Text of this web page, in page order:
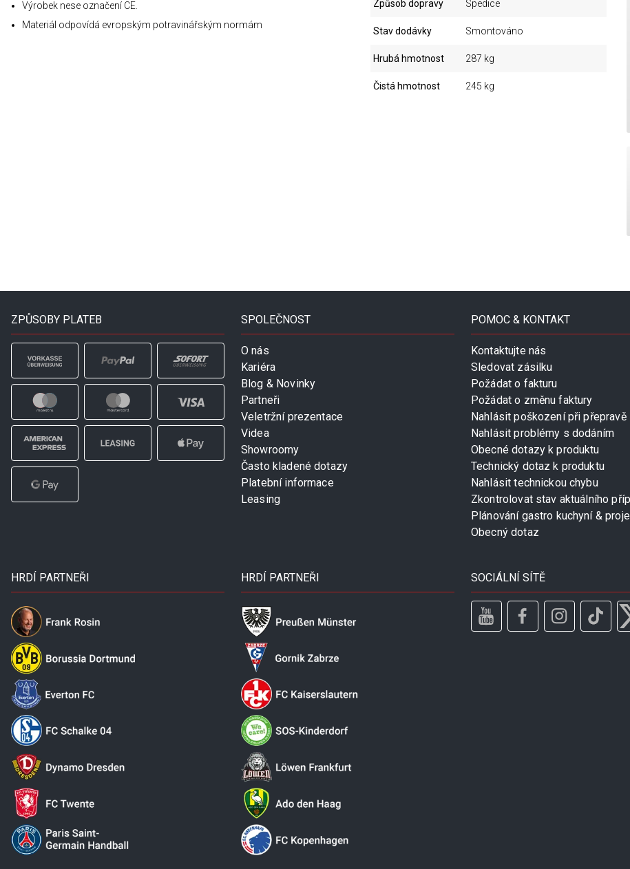
Výrobek nese označení CE.
Materiál odpovídá evropským potravinářským normám
Způsob dopravy Spedice
Stav dodávky Smontováno
Hrubá hmotnost 287 kg
Čistá hmotnost 245 kg
ZPŮSOBY PLATEB SPOLEČNOST
O nás
Kariéra
Blog & Novinky
Partneři
Veletržní prezentace
Videa
Showroomy
Často kladené dotazy
Platební informace
Leasing
POMOC & KONTAKT
Kontaktujte nás
Sledovat zásilku
Požádat o fakturu
Požádat o změnu faktury
Nahlásit poškození při přepravě
Nahlásit problémy s dodáním
Obecné dotazy k produktu
Technický dotaz k produktu
Nahlásit technickou chybu
Zkontrolovat stav aktuálního
Plánování gastro kuchyní &
Obecný dotaz
HRDÍ PARTNEŘI HRDÍ PARTNEŘI SOCIÁLNÍ SÍTĚ